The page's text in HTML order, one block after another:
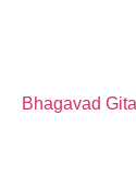
Bhagavad Gita